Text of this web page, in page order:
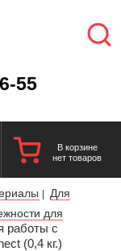
55
В корзине
нет товаров
|
Для
для
работы с
(0,4 кг.)